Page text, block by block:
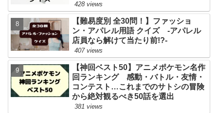
428 views
【難易度別 全30問！】ファッショ
ン・アパレル用語 クイズ -アパレル
店員なら解けて当たり前!?-
407 views
【神回ベスト50】アニメポケモン名作
回ランキング 感動・バトル・友情・
コンテスト…これまでのサトシの冒険
から絶対観るべき50話を選出
381 views